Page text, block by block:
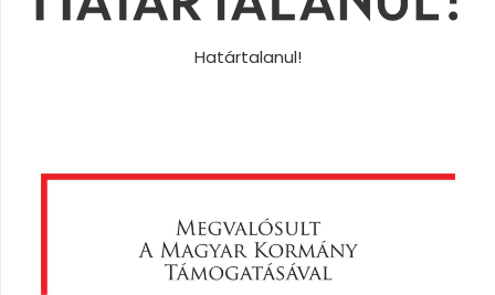
Határtalanul!